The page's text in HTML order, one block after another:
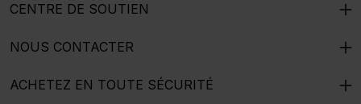
CENTRE DE SOUTIEN
NOUS CONTACTER
ACHETEZ EN TOUTE SÉCURITÉ